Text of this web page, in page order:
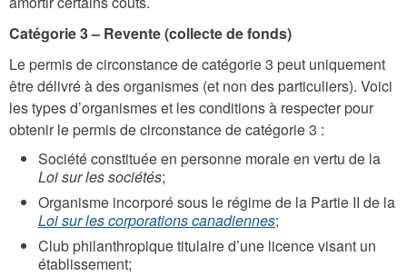
Catégorie 3 – Revente (collecte de fonds)
Le permis de circonstance de catégorie 3 peut uniquement
être délivré à des organismes (et non des particuliers). Voici
les types d’organismes et les conditions à respecter pour
obtenir le permis de circonstance de catégorie 3 :
Société constituée en personne morale en vertu de la
Loi sur les sociétés;
Organisme incorporé sous le régime de la Partie II de la
Loi sur les corporations canadiennes;
Club philanthropique titulaire d’une licence visant un
établissement;